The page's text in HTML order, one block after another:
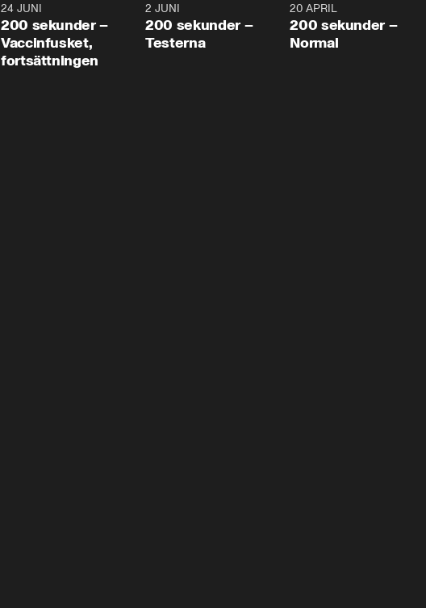
5:00
24 JUNI
200 sekunder –
Vaccinfusket,
fortsättningen
4:23
2 JUNI
200 sekunder –
Testerna
20 APRIL
200 sekunder –
Normal